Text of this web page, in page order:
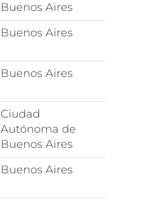
Buenos Aires
Buenos Aires
Buenos Aires
Ciudad
Autónoma de
Buenos Aires
Buenos Aires